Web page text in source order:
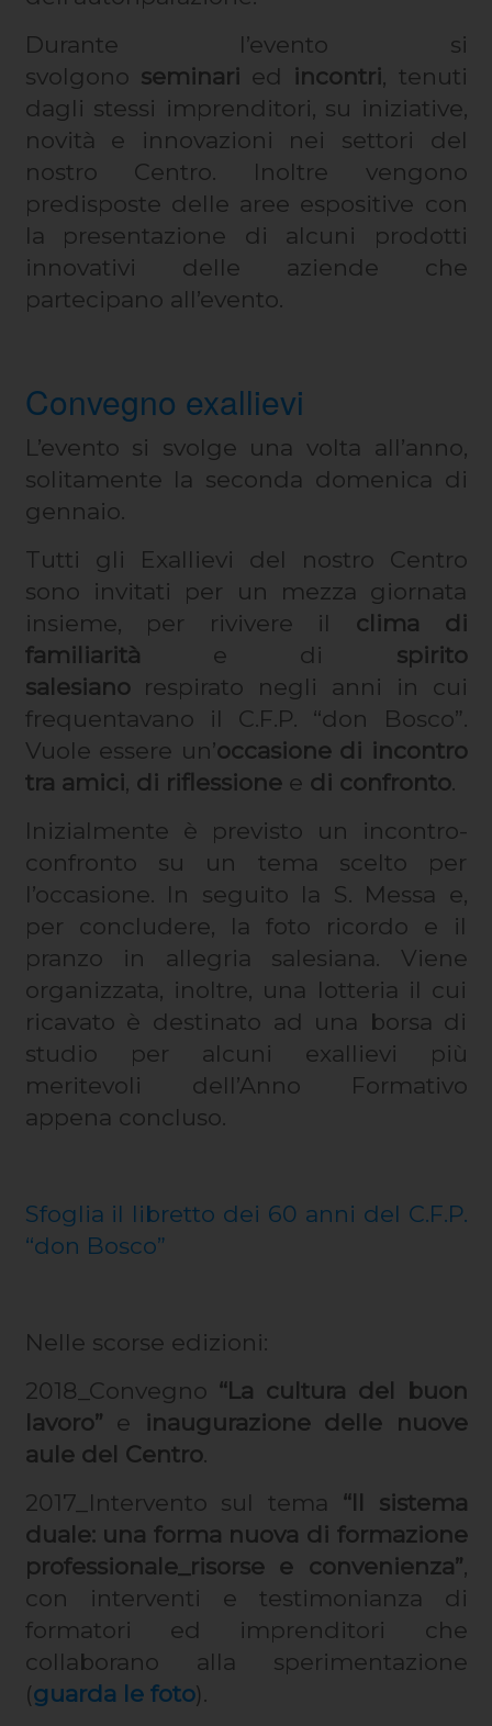
Durante l’evento si
svolgono seminari ed incontri, tenuti
dagli stessi imprenditori, su iniziative,
novità e innovazioni nei settori del
nostro Centro. Inoltre vengono
predisposte delle aree espositive con
la presentazione di alcuni prodotti
innovativi delle aziende che
partecipano all’evento.
Convegno exallievi
L’evento si svolge una volta all’anno,
solitamente la seconda domenica di
gennaio.
Tutti gli Exallievi del nostro Centro
sono invitati per un mezza giornata
insieme, per rivivere il clima di
familiarità e di spirito
salesianorespirato negli anni in cui
frequentavano il C.F.P. “don Bosco”.
Vuole essere un’occasione di incontro
tra amici, di riflessionee di confronto.
Inizialmente è previsto un incontro-
confronto su un tema scelto per
l’occasione. In seguito la S. Messa e,
per concludere, la foto ricordo e il
pranzo in allegria salesiana. Viene
organizzata, inoltre, una lotteria il cui
ricavato è destinato ad una borsa di
studio per alcuni exallievi più
meritevoli dell’Anno Formativo
appena concluso.
Sfoglia il libretto dei 60 anni del C.F.P.
“don Bosco”
Nelle scorse edizioni:
2018_Convegno “La cultura del buon
lavoro” e inaugurazione delle nuove
aule del Centro.
2017_Intervento sul tema “Il sistema
duale: una forma nuova di formazione
professionale_risorse e convenienza”,
con interventi e testimonianza di
formatori ed imprenditori che
collaborano alla sperimentazione
(guarda le foto).